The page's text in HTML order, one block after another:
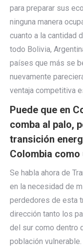
para preparar sus
ninguna manera
cuanto a la cantidad
todo Bolivia,
países que más se
nuevamente
ventaja competitiva
Puede que en
comba al palo,
transición
Colombia como
Se habla ahora de
en la necesidad de
perdedores de esta
dirección tanto los
del sur como dentro
población